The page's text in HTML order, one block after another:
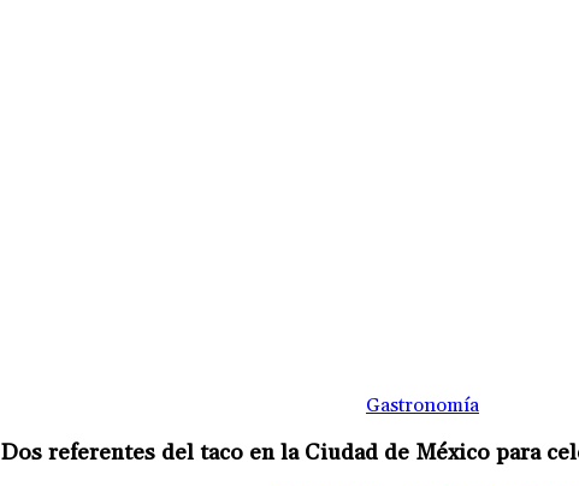
Gastronomía
Dos referentes del taco en la Ciudad de México para